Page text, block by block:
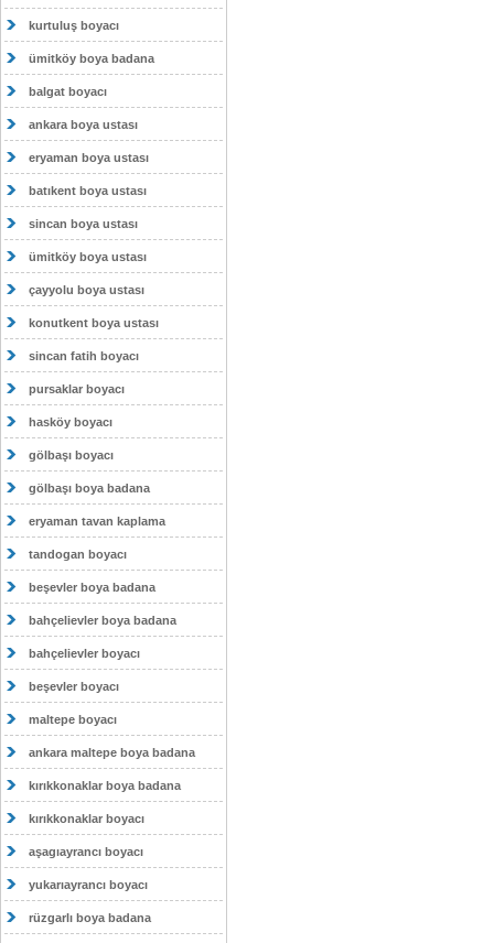
kurtuluş boyacı
ümitköy boya badana
balgat boyacı
ankara boya ustası
eryaman boya ustası
batıkent boya ustası
sincan boya ustası
ümitköy boya ustası
çayyolu boya ustası
konutkent boya ustası
sincan fatih boyacı
pursaklar boyacı
hasköy boyacı
gölbaşı boyacı
gölbaşı boya badana
eryaman tavan kaplama
tandogan boyacı
beşevler boya badana
bahçelievler boya badana
bahçelievler boyacı
beşevler boyacı
maltepe boyacı
ankara maltepe boya badana
kırıkkonaklar boya badana
kırıkkonaklar boyacı
aşagıayrancı boyacı
yukarıayrancı boyacı
rüzgarlı boya badana